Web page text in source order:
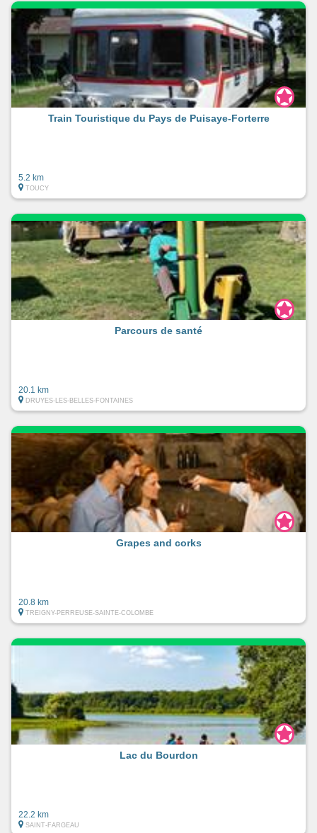
Train Touristique du Pays de Puisaye-Forterre
5.2 km
TOUCY
Parcours de santé
20.1 km
DRUYES-LES-BELLES-FONTAINES
Grapes and corks
20.8 km
TREIGNY-PERREUSE-SAINTE-COLOMBE
Lac du Bourdon
22.2 km
SAINT-FARGEAU